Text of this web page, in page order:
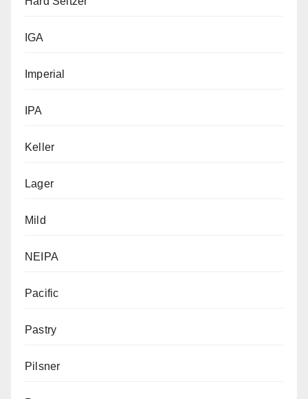
IGA
Imperial
IPA
Keller
Lager
Mild
NEIPA
Pacific
Pastry
Pilsner